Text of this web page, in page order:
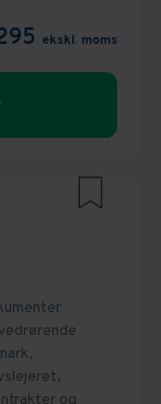
ekskl. moms
og